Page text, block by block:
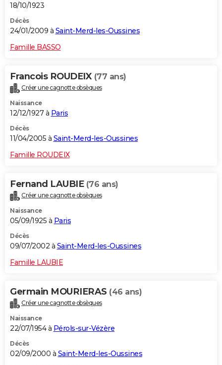
18/10/1923
Décès
24/01/2009 à Saint-Merd-les-Oussines
Famille BASSO
Francois ROUDEIX (77 ans)
Créer une cagnotte obsèques
Naissance
12/12/1927 à Paris
Décès
11/04/2005 à Saint-Merd-les-Oussines
Famille ROUDEIX
Fernand LAUBIE (76 ans)
Créer une cagnotte obsèques
Naissance
05/09/1925 à Paris
Décès
09/07/2002 à Saint-Merd-les-Oussines
Famille LAUBIE
Germain MOURIERAS (46 ans)
Créer une cagnotte obsèques
Naissance
22/07/1954 à Pérols-sur-Vézère
Décès
02/09/2000 à Saint-Merd-les-Oussines